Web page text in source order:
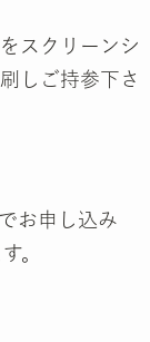
スクリーンシ
しご持参下さ
お申し込み
。